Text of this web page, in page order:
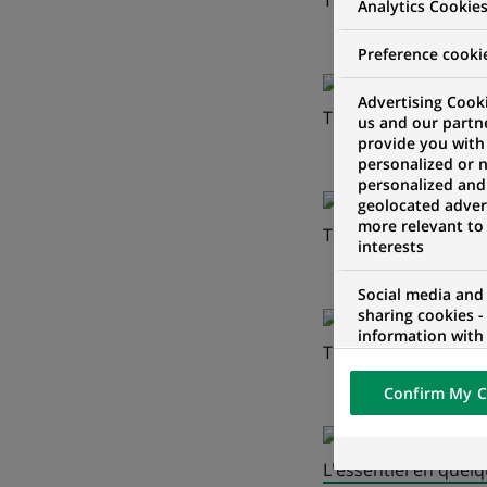
Téléchargez les
Téléchargez les
Téléchargez les
L'essentiel en
Analytics Cookies
Preference
Advertising
us and our
provide you with
personalized or
personalized and
geolocated
more relevant
interests
Social media
sharing cookies
information with
networks and
visualization on
of the content
external website.
Confirm My